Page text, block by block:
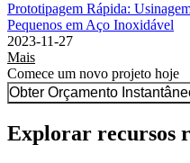
Prototipagem Rápida:
Pequenos em Aço Inoxidável
2023-11-27
Mais
Comece um novo projeto hoje
Obter Orçamento
Explorar recursos